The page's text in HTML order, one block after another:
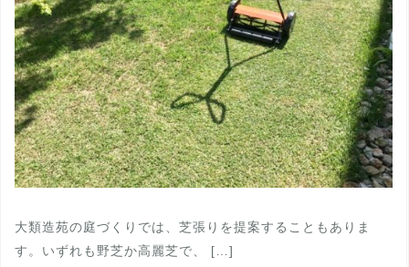
大類造苑の庭づくりでは、芝張りを提案することもありま
す。いずれも野芝か高麗芝で、 […]